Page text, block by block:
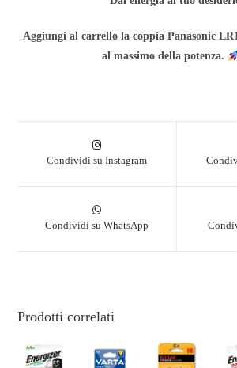
Aggiungi al carrello la coppia Panasonic
al massimo della potenza.
Condividi su Instagram
Condividi su WhatsApp
Prodotti correlati